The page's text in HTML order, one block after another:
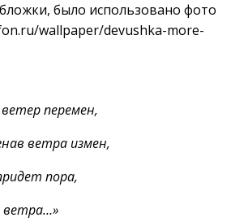
было использовано фото
wallpaper/devushka-more-
перемен,
ветра измен,
пора,
ветра…»